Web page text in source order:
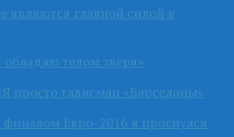
являются главной силой в
телом зверя»
просто талисман «Барселоны»
Евро-2016 я проснулся